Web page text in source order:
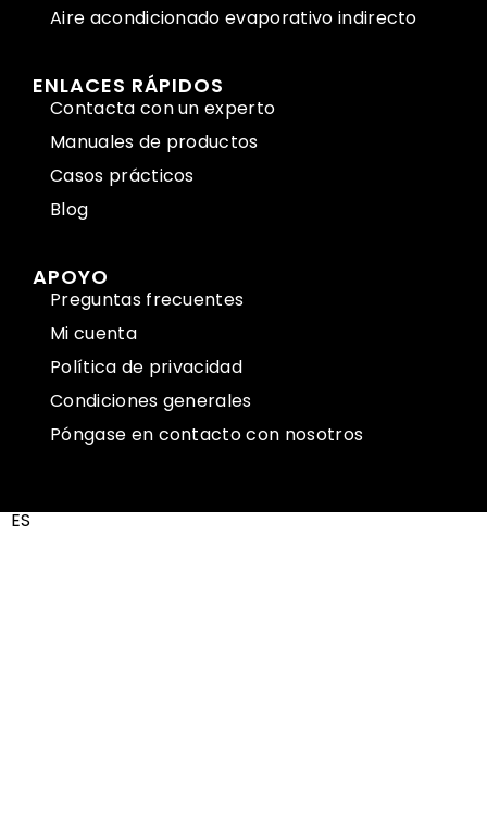
Aire acondicionado evaporativo indirecto
ENLACES RÁPIDOS
Contacta con un experto
Manuales de productos
Casos prácticos
Blog
APOYO
Preguntas frecuentes
Mi cuenta
Política de privacidad
Condiciones generales
Póngase en contacto con nosotros
ES